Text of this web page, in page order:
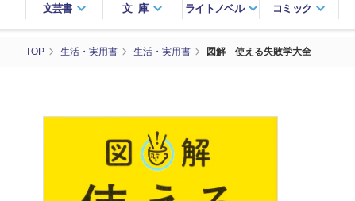
文芸書 文庫 ライトノベル コミック
TOP 生活・実用書 生活・実用書 図解 使える失敗学大全